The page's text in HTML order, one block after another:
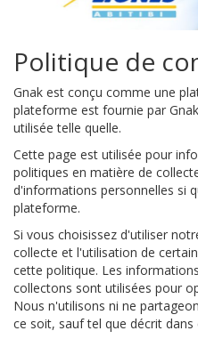
Politique de
Gnak est conçu comme une
plateforme est fournie par
utilisée telle quelle.
Cette page est utilisée pour
politiques en matière de
d'informations personnelles si
plateforme.
Si vous choisissez d'utiliser
collecte et l'utilisation de
cette politique. Les
collectons sont utilisées pour
Nous n'utilisons ni ne
ce soit, sauf tel que décrit